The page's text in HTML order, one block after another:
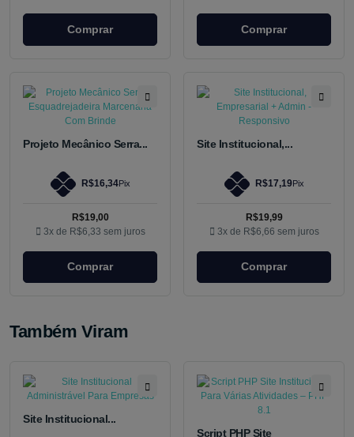
Comprar Comprar
Projeto Mecânico Serra...
R$16,34Pix
R$19,00
3x de R$6,33 sem juros
Comprar
Site Institucional,...
R$17,19Pix
R$19,99
3x de R$6,66 sem juros
Comprar
Também Viram
Site Institucional...
Script PHP Site